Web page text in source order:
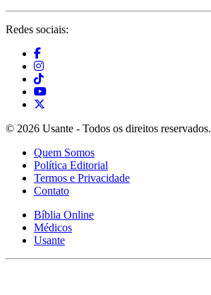
Redes sociais:
© 2026 Usante - Todos os direitos reservados.
Quem Somos
Política Editorial
Termos e Privacidade
Contato
Bíblia Online
Médicos
Usante